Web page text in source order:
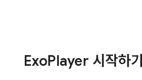
ExoPlayer 시작하기